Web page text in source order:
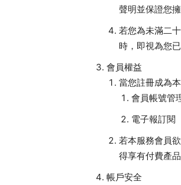
聲明並保證您
若您為未滿二
時，即視為您
會員權益
當您註冊成為
會員帳號管
電子報訂閱
若本服務會員
得享有付費產品
帳戶安全